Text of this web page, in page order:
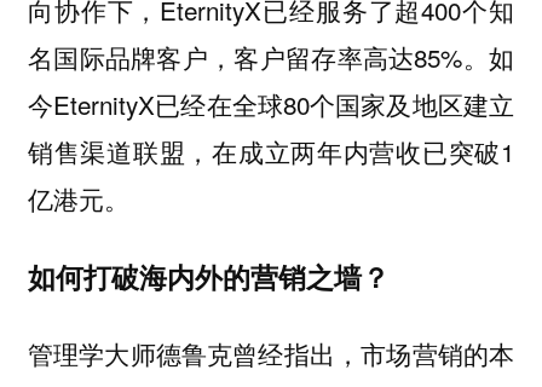
向协作下，EternityX已经服务了超400个知
名国际品牌客户，客户留存率高达85%。如
今EternityX已经在全球80个国家及地区建立
销售渠道联盟，在成立两年内营收已突破1
亿港元。
如何打破海内外的营销之墙？
管理学大师德鲁克曾经指出，市场营销的本